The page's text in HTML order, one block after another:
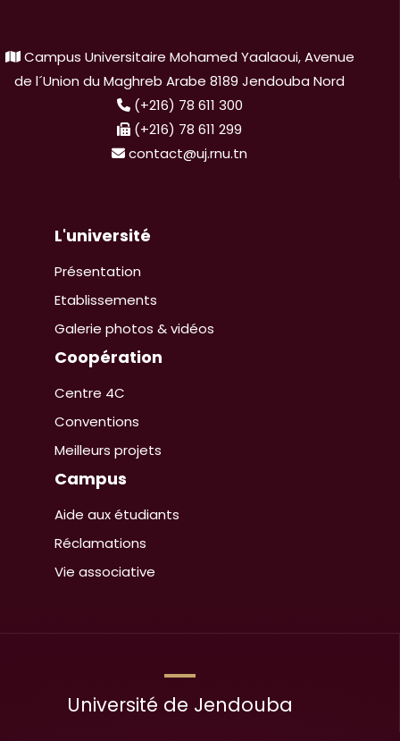
Campus Universitaire Mohamed Yaalaoui, Avenue
de l´Union du Maghreb Arabe 8189 Jendouba Nord
(+216) 78 611 300
(+216) 78 611 299
contact@uj.rnu.tn
L'université
Présentation
Etablissements
Galerie photos & vidéos
Coopération
Centre 4C
Conventions
Meilleurs projets
Campus
Aide aux étudiants
Réclamations
Vie associative
Université de Jendouba